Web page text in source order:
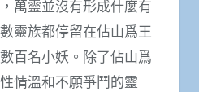
萬靈並沒有形成什麼有
靈族都停留在佔山爲王
百名小妖。除了佔山爲
情溫和不願爭鬥的靈